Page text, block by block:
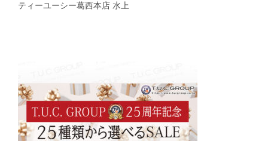
ティーユーシー葛西本店 水上